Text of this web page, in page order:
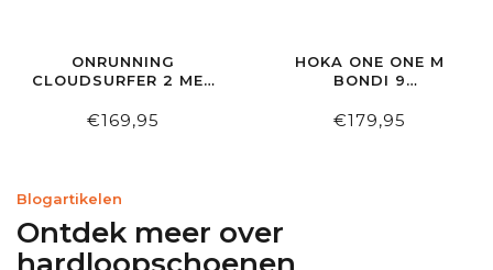
ONRUNNING
CLOUDSURFER 2 MEN
€169,95
HOKA ONE ONE M
BONDI 9
€179,95
Blogartikelen
Ontdek meer over